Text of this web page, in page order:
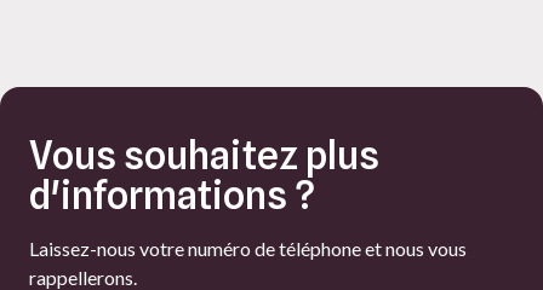
Vous souhaitez plus
d'informations ?
Laissez-nous votre numéro de téléphone et nous vous
rappellerons.